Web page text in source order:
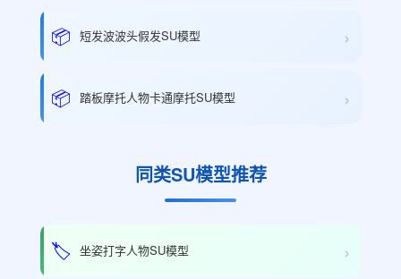
📦 短发波波头假发SU模型 ›
📦 踏板摩托人物卡通摩托SU模型 ›
同类SU模型推荐
🏷️ 坐姿打字人物SU模型 ›